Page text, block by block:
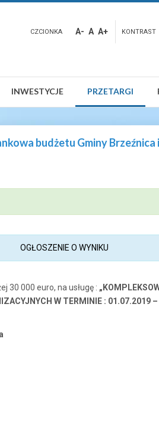
CZCIONKA A- A A+ KONTRAST
INWESTYCJE PRZETARGI
budżetu Gminy
OGŁOSZENIE O WYNIKU
30 000 euro, na usługę :
W TERMINIE : 01.07.2019